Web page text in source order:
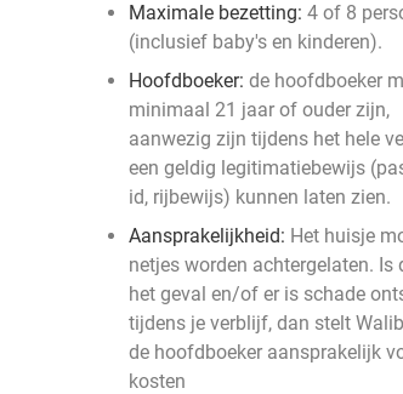
Maximale bezetting: 4 of 8
(inclusief baby's en kinderen).
Hoofdboeker: de hoofdboeker
minimaal 21 jaar of ouder zijn,
aanwezig zijn tijdens het hele
een geldig legitimatiebewijs
id, rijbewijs) kunnen laten zien.
Aansprakelijkheid: Het huisje
netjes worden achtergelaten. Is
het geval en/of er is schade
tijdens je verblijf, dan stelt
de hoofdboeker aansprakelijk
kosten